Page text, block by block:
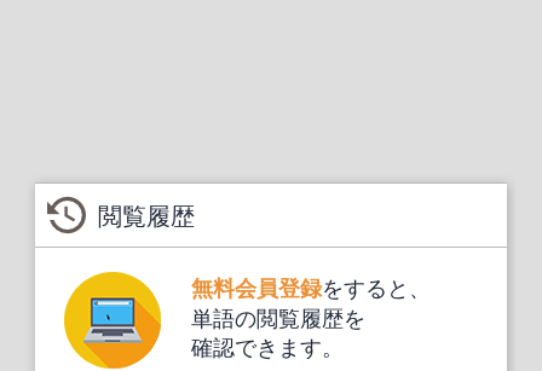
閲覧履歴
無料会員登録をすると、
単語の閲覧履歴を
確認できます。